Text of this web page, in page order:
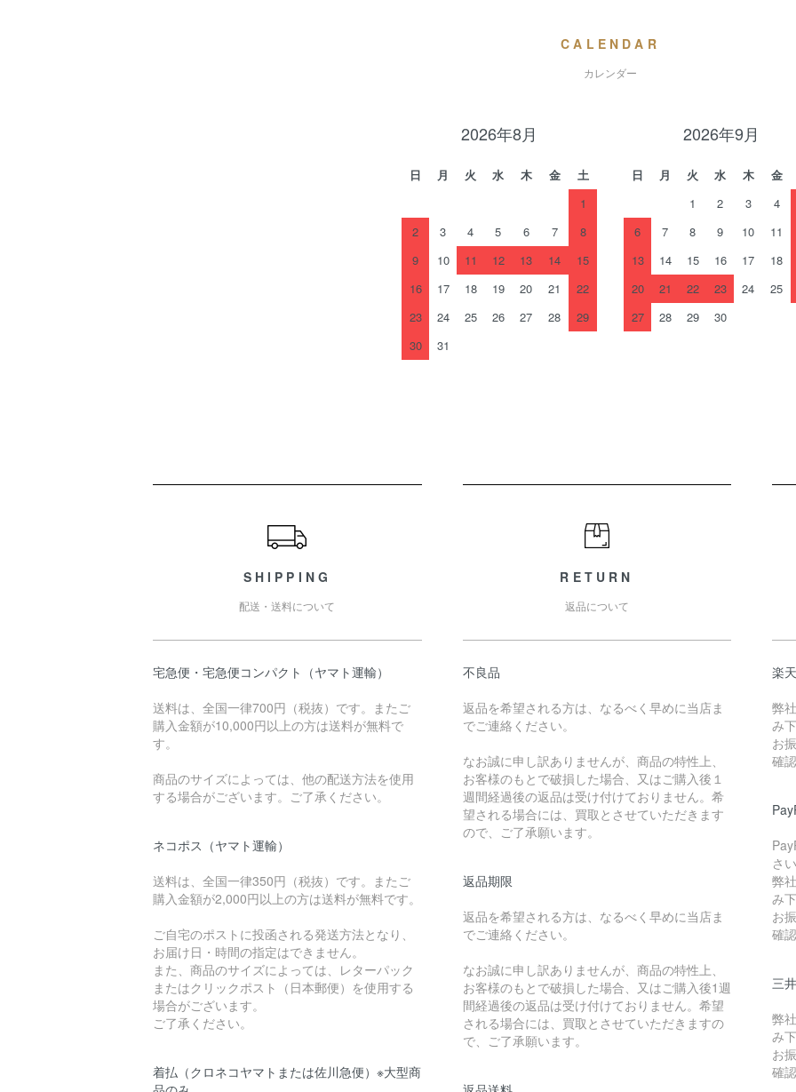
CALENDAR
カレンダー
2026年8月
日 月 火 水 木 金
土
1
2
3 4 5 6 7
8
9
10 11 12 13 14
15
16
17 18 19 20 21
22
23
24 25 26 27 28
29
30
31
2026年9月
日 月 火 水 木 金
1
2 3 4
6
7 8 9 10 11
13
14 15 16 17 18
20
21 22 23 24 25
27
28 29 30
SHIPPING
配送・送料について
宅急便・宅急便コンパクト（ヤマト運輸）
送料は、全国一律700円（税抜）です。またご
購入金額が10,000円以上の方は送料が無料で
す。
商品のサイズによっては、他の配送方法を使用
する場合がございます。ご了承ください。
ネコポス（ヤマト運輸）
送料は、全国一律350円（税抜）です。またご
購入金額が2,000円以上の方は送料が無料です。
ご自宅のポストに投函される発送方法となり、
お届け日・時間の指定はできません。
また、商品のサイズによっては、レターパック
またはクリックポスト（日本郵便）を使用する
場合がございます。
ご了承ください。
着払（クロネコヤマトまたは佐川急便）※大型商
RETURN
返品について
不良品
返品を希望される方は、なるべく早めに当店ま
でご連絡ください。
なお誠に申し訳ありませんが、商品の特性上、
お客様のもとで破損した場合、又はご購入後１
週間経過後の返品は受け付けておりません。希
望される場合には、買取とさせていただきます
ので、ご了承願います。
返品期限
返品を希望される方は、なるべく早めに当店ま
でご連絡ください。
なお誠に申し訳ありませんが、商品の特性上、
お客様のもとで破損した場合、又はご購入後1週
間経過後の返品は受け付けておりません。希望
される場合には、買取とさせていただきますの
で、ご了承願います。
楽
弊
み
お
確
さい
弊
み
お
確
三
弊
み
お
確